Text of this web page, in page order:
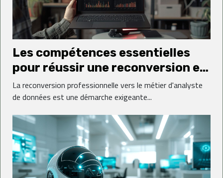
Les compétences essentielles
pour réussir une reconversion en
analyste de données
La reconversion professionnelle vers le métier d'analyste
de données est une démarche exigeante...